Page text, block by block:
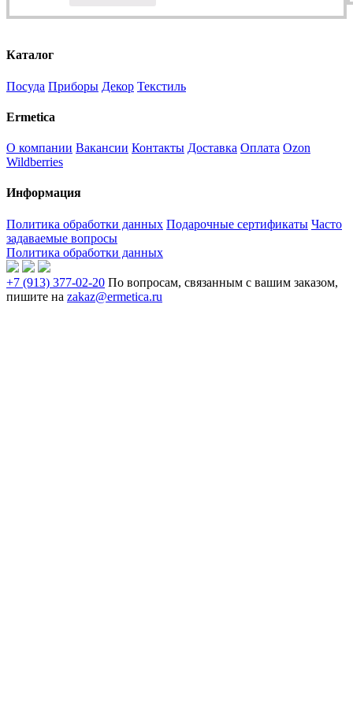
Каталог
Посуда Приборы Декор Текстиль
Ermetica
О компании Вакансии Контакты Доставка Оплата Ozon
Wildberries
Информация
Политика обработки данных Подарочные сертификаты Часто
задаваемые вопросы
Политика обработки данных
+7 (913) 377-02-20 По вопросам, связанным с вашим заказом,
пишите на zakaz@ermetica.ru